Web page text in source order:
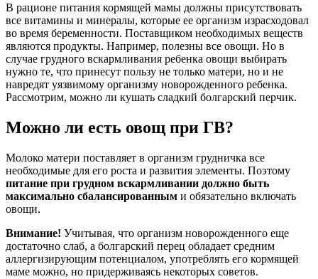
В рационе питания кормящей мамы должны присутствовать
все витамины и минералы, которые ее организм израсходовал
во время беременности. Поставщиком необходимых веществ
являются продукты. Например, полезны все овощи. Но в
случае грудного вскармливания ребенка овощи выбирать
нужно те, что принесут пользу не только матери, но и не
навредят уязвимому организму новорожденного ребенка.
Рассмотрим, можно ли кушать сладкий болгарский перчик.
Можно ли есть овощ при ГВ?
Молоко матери поставляет в организм грудничка все
необходимые для его роста и развития элементы. Поэтому
питание при грудном вскармливании должно быть
максимально сбалансированным и обязательно включать
овощи.
Внимание! Учитывая, что организм новорожденного еще
достаточно слаб, а болгарский перец обладает средним
аллергизирующим потенциалом, употреблять его кормящей
маме можно, но придерживаясь некоторых советов.